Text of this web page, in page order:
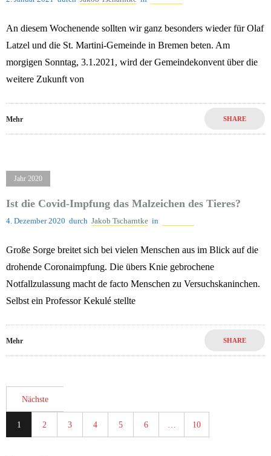
An diesem Wochenende sollten wir ganz besonders wieder für Olaf
Latzel und die St. Martini-Gemeinde in Bremen beten. Am
morgigen Sonntag, 3.1.2021, wird der Gemeindekonvent über die
weitere Zukunft von
Mehr SHARE
Jahr 2020
Ist die Covid-Impfung das Malzeichen des Tieres?
4. Dezember 2020 durch Jakob Tscharntke in
Große Sorge breitet sich bei vielen Menschen aus im Blick auf die
drohende Coronaimpfung. Die übers Knie gebrochene
Notfallzulassung macht de facto Menschen zu Versuchskaninchen.
Selbst ein Professor Kekulé stellte
Mehr SHARE
Nächste
1 2 3 4 5 6 … 10